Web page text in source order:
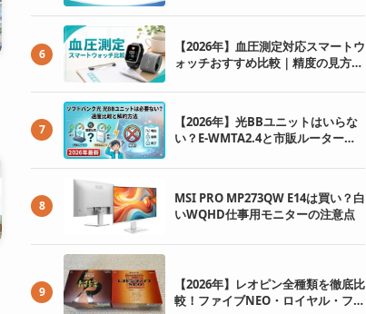
6
【2026年】血圧測定対応スマートウ
ォッチおすすめ比較｜精度の見方と
7
【2026年】光BBユニットはいらな
い？E-WMTA2.4と市販ルーター比
8
MSI PRO MP273QW E14は買い？白
いWQHD仕事用モニターの注意点
9
【2026年】レオピン全種類を徹底比
較！ファイブNEO・ロイヤル・ファ